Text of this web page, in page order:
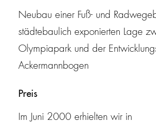
Neubau einer Fuß- und
städtebaulich exponierten Lage
Olympiapark und der
Ackermannbogen
Preis
Im Juni 2000 erhielten wir in